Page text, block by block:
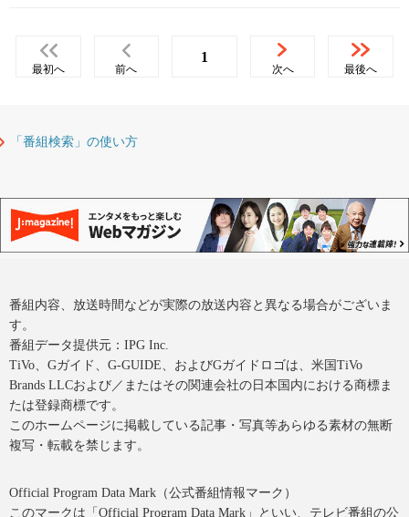
最初へ 前へ
1
次へ 最後へ
「番組検索」の使い方
番組内容、放送時間などが実際の放送内容と異なる場合がございま
す。
番組データ提供元：IPG Inc.
TiVo、Gガイド、G-GUIDE、およびGガイドロゴは、米国TiVo
Brands LLCおよび／またはその関連会社の日本国内における商標ま
たは登録商標です。
このホームページに掲載している記事・写真等あらゆる素材の無断
複写・転載を禁じます。
Official Program Data Mark（公式番組情報マーク）
このマークは「Official Program Data Mark」といい、テレビ番組の公